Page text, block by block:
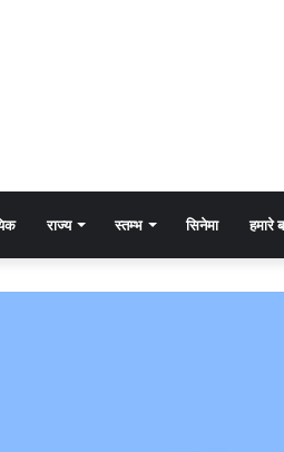
राज्य स्तम्भ सिनेमा हमारे